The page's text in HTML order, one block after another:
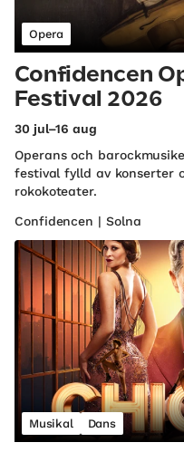
Opera
Confidencen
Festival 2026
30 jul–16 aug
Operans och
festival fylld av konserter
rokokoteater.
Confidencen | Solna
Musikal Dans